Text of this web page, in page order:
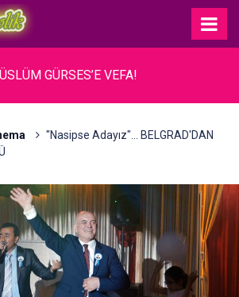
GÜRSES’E VEFA!
"Nasipse Adayız"... BELGRAD'DAN